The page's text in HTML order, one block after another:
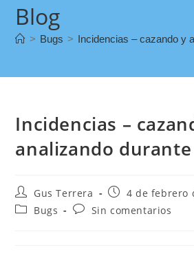
Blog
> Bugs > Incidencias – cazando y
Incidencias –
analizando
Gus Terrera
4 de febrero
Bugs
Sin comentarios